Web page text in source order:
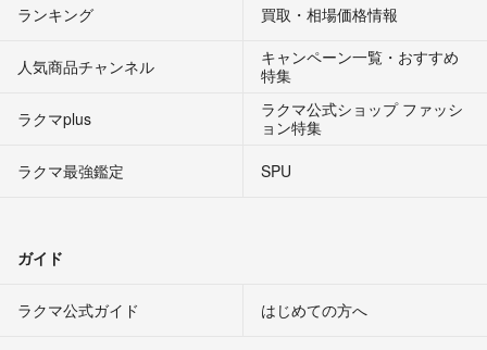
ランキング 買取・相場価格情報
人気商品チャンネル
キャンペーン一覧・おすすめ
特集
ラクマplus
ラクマ公式ショップ ファッシ
ョン特集
ラクマ最強鑑定
SPU
ガイド
ラクマ公式ガイド はじめての方へ